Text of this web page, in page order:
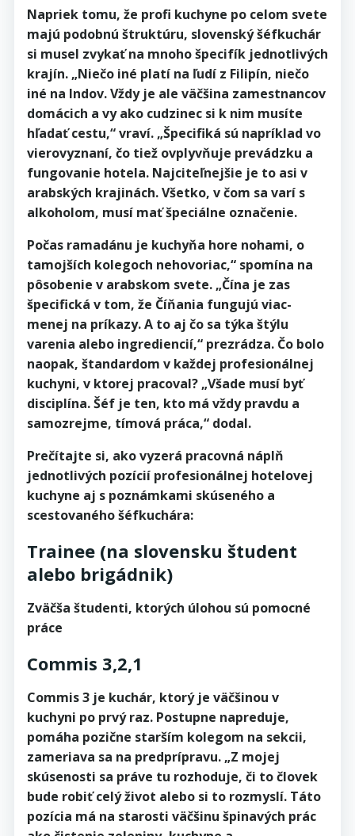
Napriek tomu, že profi kuchyne po celom svete
majú podobnú štruktúru, slovenský šéfkuchár
si musel zvykať na mnoho špecifík jednotlivých
krajín. „Niečo iné platí na ľudí z Filipín, niečo
iné na Indov. Vždy je ale väčšina zamestnancov
domácich a vy ako cudzinec si k nim musíte
hľadať cestu,“ vraví. „Špecifiká sú napríklad vo
vierovyznaní, čo tiež ovplyvňuje prevádzku a
fungovanie hotela. Najciteľnejšie je to asi v
arabských krajinách. Všetko, v čom sa varí s
alkoholom, musí mať špeciálne označenie.
Počas ramadánu je kuchyňa hore nohami, o
tamojších kolegoch nehovoriac,“ spomína na
pôsobenie v arabskom svete. „Čína je zas
špecifická v tom, že Číňania fungujú viac-
menej na príkazy. A to aj čo sa týka štýlu
varenia alebo ingrediencií,“ prezrádza. Čo bolo
naopak, štandardom v každej profesionálnej
kuchyni, v ktorej pracoval? „Všade musí byť
disciplína. Šéf je ten, kto má vždy pravdu a
samozrejme, tímová práca,“ dodal.
Prečítajte si, ako vyzerá pracovná náplň
jednotlivých pozícií profesionálnej hotelovej
kuchyne aj s poznámkami skúseného a
scestovaného šéfkuchára:
Trainee (na slovensku študent
alebo brigádnik)
Zväčša študenti, ktorých úlohou sú pomocné
práce
Commis 3,2,1
Commis 3 je kuchár, ktorý je väčšinou v
kuchyni po prvý raz. Postupne napreduje,
pomáha pozične starším kolegom na sekcii,
zameriava sa na predprípravu. „Z mojej
skúsenosti sa práve tu rozhoduje, či to človek
bude robiť celý život alebo si to rozmyslí. Táto
pozícia má na starosti väčšinu špinavých prác